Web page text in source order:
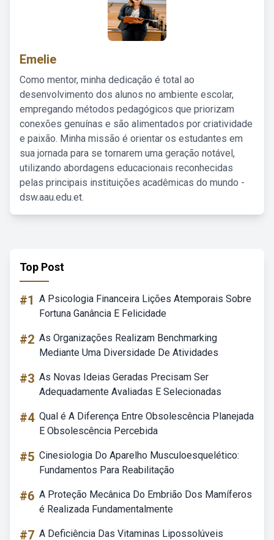
Emelie
Como mentor, minha dedicação é total ao
desenvolvimento dos alunos no ambiente escolar,
empregando métodos pedagógicos que priorizam
conexões genuínas e são alimentados por criatividade
e paixão. Minha missão é orientar os estudantes em
sua jornada para se tornarem uma geração notável,
utilizando abordagens educacionais reconhecidas
pelas principais instituições acadêmicas do mundo -
dsw.aau.edu.et.
Top Post
#1 A Psicologia Financeira Lições Atemporais Sobre
Fortuna Ganância E Felicidade
#2 As Organizações Realizam Benchmarking
Mediante Uma Diversidade De Atividades
#3 As Novas Ideias Geradas Precisam Ser
Adequadamente Avaliadas E Selecionadas
#4 Qual é A Diferença Entre Obsolescência Planejada
E Obsolescência Percebida
#5 Cinesiologia Do Aparelho Musculoesquelético:
Fundamentos Para Reabilitação
#6 A Proteção Mecânica Do Embrião Dos Mamíferos
é Realizada Fundamentalmente
#7 A Deficiência Das Vitaminas Lipossolúveis